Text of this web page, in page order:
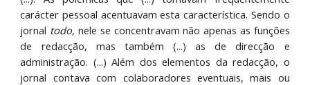
carácter pessoal acentuavam esta característica. Sendo o
jornal todo, nele se concentravam não apenas as funções
de redacção, mas também (...) as de direcção e
administração. (...) Além dos elementos da redacção, o
jornal contava com colaboradores eventuais, mais ou